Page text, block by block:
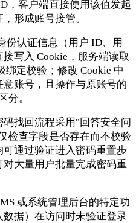
，客户端直接使用该值发起
形成账号接管。
份认证信息（用户 ID、用
写入 Cookie，服务端读取
绑定校验；修改 Cookie 中
账号，且操作与原账号的
分。
码找回流程采用"回答安全问
检查字段是否存在而不校验
通过验证进入密码重置步
大量用户批量完成密码重
或系统管理后台的特定功
据）在访问时未验证登录